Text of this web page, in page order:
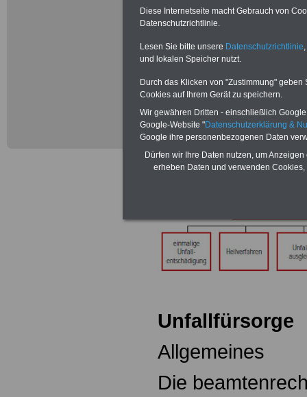
Unfall-
Einmalige
Fällen
Verwendung
Unfallfürsorge
Allgemeines
Die
Diese Internetseite macht Gebrauch von
Datenschutzrichtlinie.
Lesen Sie bitte unsere Datenschutzrichtlinie
und lokalen Speicher nutzt.
Durch das Klicken von "Zustimmung"
Cookies auf Ihrem Gerät zu speichern.
Wir gewähren Dritten - einschließlich
Google-Website "Datenschutzerklärung &
Google ihre personenbezogenen Daten
Dürfen wir Ihre Daten nutzen, um
erheben Daten und verwenden